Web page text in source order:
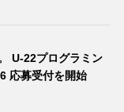
U-22プログラミン
応募受付を開始